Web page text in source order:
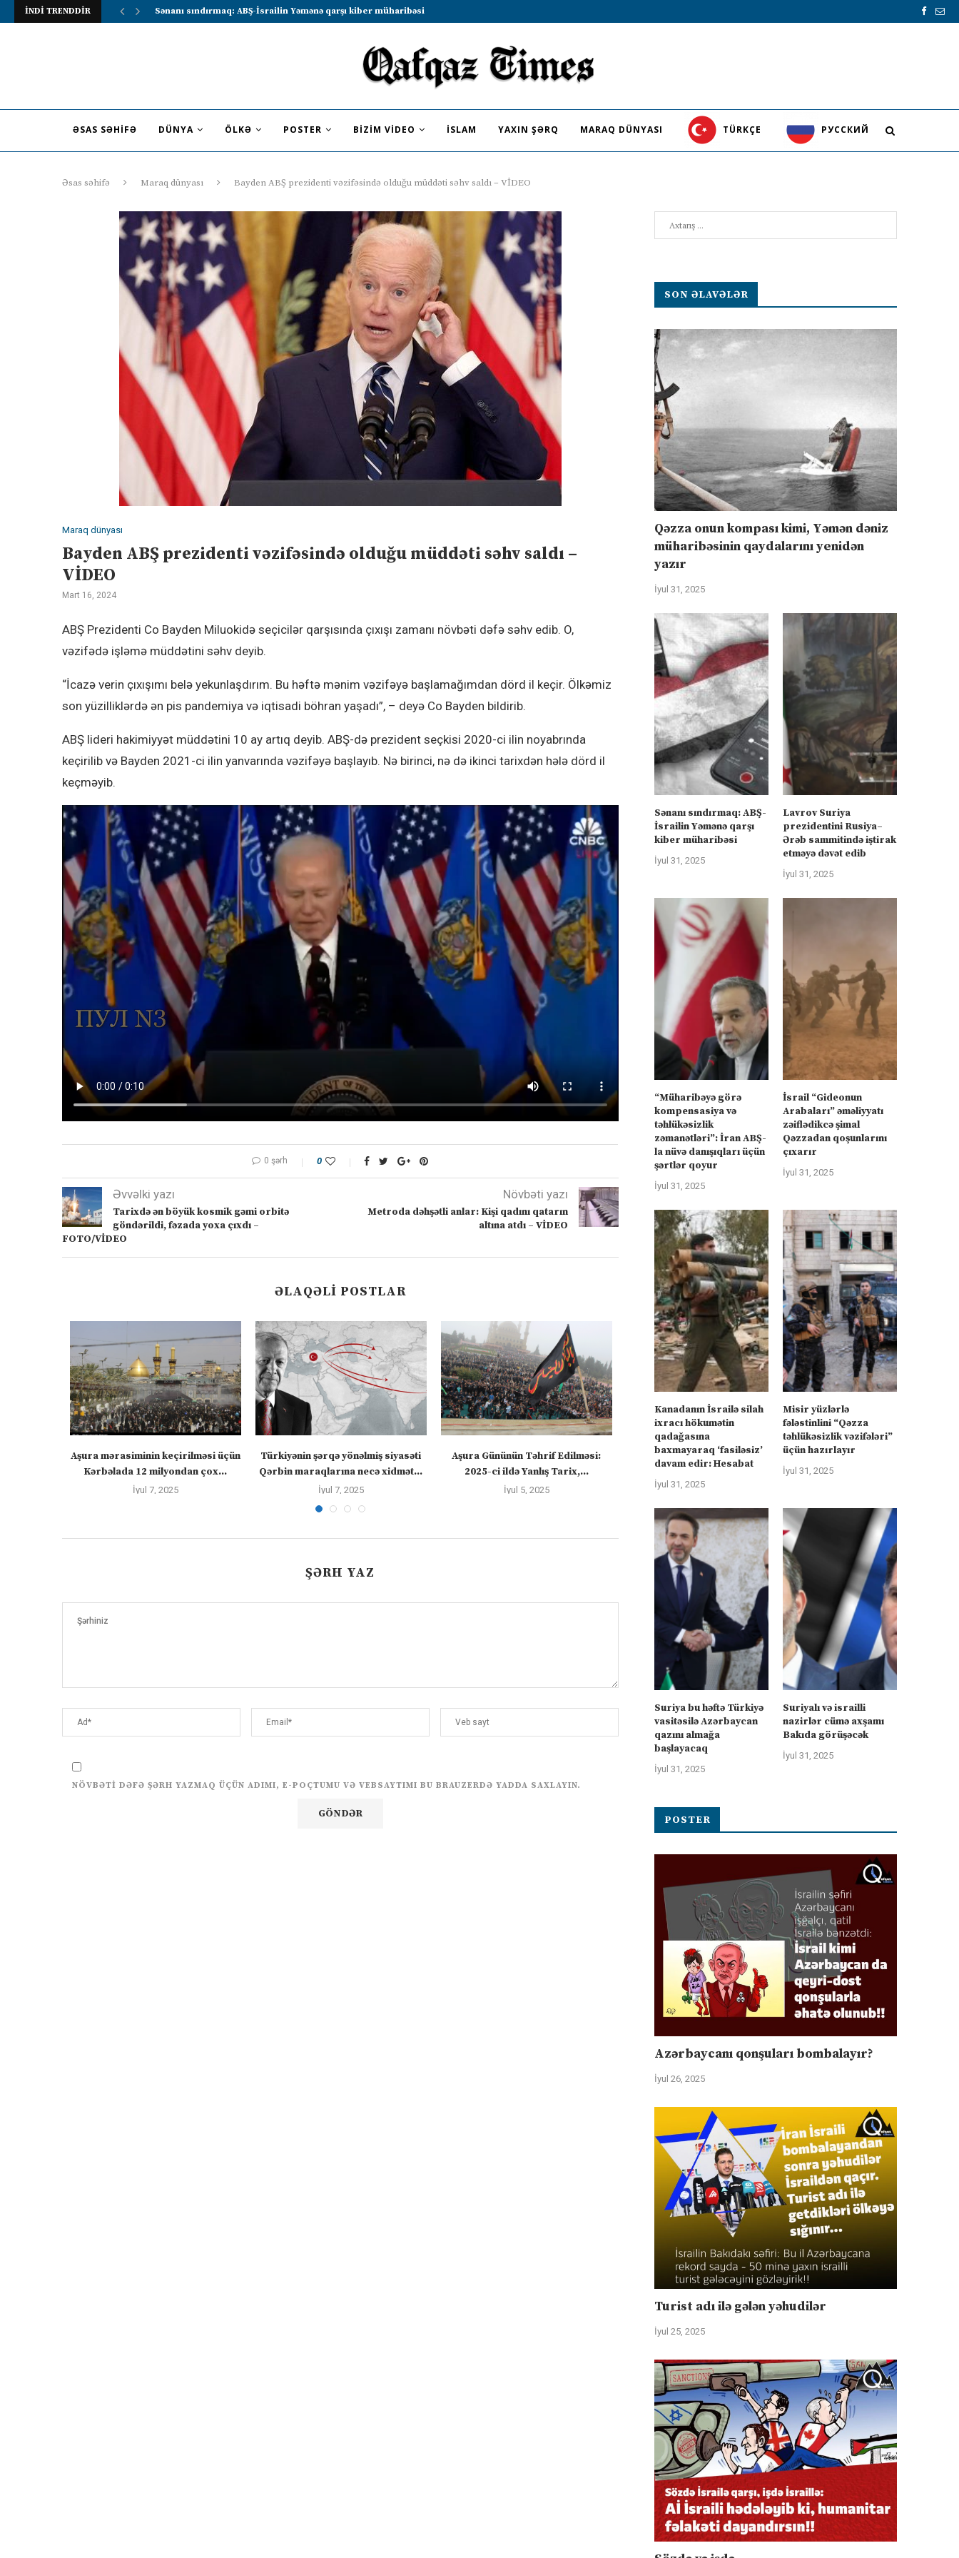
İNDİ TRENDDİR Lavrov Suriya prezidentini Rusiya–Ərəb sammitində iştirak etməyə dəvət...
ƏSAS SƏHIFƏ DÜNYA ÖLKƏ POSTER BIZIM VIDEO İSLAM YAXIN ŞƏRQ MARAQ DÜNYASI TÜRKÇE PУССКИЙ
Əsas səhifə Maraq dünyası Bayden ABŞ prezidenti vəzifəsində olduğu müddəti səhv saldı – VİDEO
Maraq dünyası
Bayden ABŞ prezidenti vəzifəsində olduğu müddəti səhv saldı –
VİDEO
Mart 16, 2024
ABŞ Prezidenti Co Bayden Miluokidə seçicilər qarşısında çıxışı zamanı növbəti dəfə səhv edib. O,
vəzifədə işləmə müddətini səhv deyib.
“İcazə verin çıxışımı belə yekunlaşdırım. Bu həftə mənim vəzifəyə başlamağımdan dörd il keçir. Ölkəmiz
son yüzilliklərdə ən pis pandemiya və iqtisadi böhran yaşadı”, – deyə Co Bayden bildirib.
ABŞ lideri hakimiyyət müddətini 10 ay artıq deyib. ABŞ-də prezident seçkisi 2020-ci ilin noyabrında
keçirilib və Bayden 2021-ci ilin yanvarında vəzifəyə başlayıb. Nə birinci, nə də ikinci tarixdən hələ dörd il
keçməyib.
0 şərh 0
Əvvəlki yazı
Tarixdə ən böyük kosmik gəmi orbitə
göndərildi, fəzada yoxa çıxdı –
FOTO/VİDEO
Növbəti yazı
Metroda dəhşətli anlar: Kişi qadını qatarın
altına atdı – VİDEO
ƏLAQƏLI POSTLAR
Aşura mərasiminin keçirilməsi üçün
Kərbəlada 12 milyondan çox...
İyul 7, 2025
Türkiyənin şərqə yönəlmiş siyasəti
Qərbin maraqlarına necə xidmət...
İyul 7, 2025
Aşura Gününün Təhrif Edilməsi:
2025-ci ildə Yanlış Tarix,...
İyul 5, 2025
Türkiyə Afrikanın neft və qazına can
İyul 4, 2025
Türkiyə Afrikanın neft və
ŞƏRH YAZ
NÖVBƏTI DƏFƏ ŞƏRH YAZMAQ ÜÇÜN ADIMI, E-POÇTUMU VƏ VEBSAYTIMI BU BRAUZERDƏ YADDA SAXLAYIN.
SON ƏLAVƏLƏR
Qəzza onun kompası kimi, Yəmən dəniz
müharibəsinin qaydalarını yenidən
yazır
İyul 31, 2025
Sənanı sındırmaq: ABŞ-
İsrailin Yəmənə qarşı
kiber müharibəsi
İyul 31, 2025
Lavrov Suriya
prezidentini Rusiya–
Ərəb sammitində iştirak
etməyə dəvət edib
İyul 31, 2025
“Müharibəyə görə
kompensasiya və
təhlükəsizlik
zəmanətləri”: İran ABŞ-
la nüvə danışıqları üçün
şərtlər qoyur
İyul 31, 2025
İsrail “Gideonun
Arabaları” əməliyyatı
zəiflədikcə şimal
Qəzzadan qoşunlarını
çıxarır
İyul 31, 2025
Kanadanın İsrailə silah
ixracı hökumətin
qadağasına
baxmayaraq ‘fasiləsiz’
davam edir: Hesabat
İyul 31, 2025
Misir yüzlərlə
fələstinlini “Qəzza
təhlükəsizlik vəzifələri”
üçün hazırlayır
İyul 31, 2025
Suriya bu həftə Türkiyə
vasitəsilə Azərbaycan
qazını almağa
başlayacaq
İyul 31, 2025
Suriyalı və israilli
nazirlər cümə axşamı
Bakıda görüşəcək
İyul 31, 2025
POSTER
Azərbaycanı qonşuları bombalayır?
İyul 26, 2025
Turist adı ilə gələn yəhudilər
İyul 25, 2025